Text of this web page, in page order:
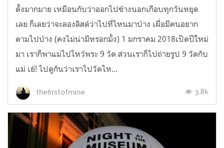
ตั้งมากมาย เหมือนกับว่าออกไปข้างนอกเกือบทุกวันหยุด
เลย ก็เลยว่าจะลองลิสต์ว่าไปที่ไหนมาบ้าง เผื่อมีคนอยาก
ตามไปบ้าง (คงไม่น่ามีหรอกมั้ง) 1 มกราคม 2018เปิดปีใหม่
มา เราก็พาแม่ไปไหว้พระ 9 วัด ส่วนเราก็ไปถ่ายรูป 9 วัดกับ
แม่ เย้! ไปดูกันว่าเราไปวัดไห...
thefirstofmine 3.8k